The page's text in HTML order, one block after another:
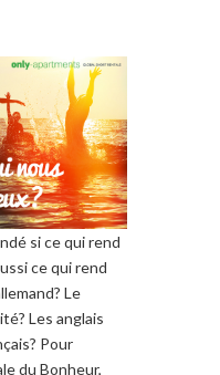
sice qui rend
ce qui rend
? Le
? Les anglais
? Pour
du Bonheur,